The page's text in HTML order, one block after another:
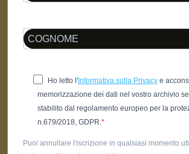
Ho letto l' Informativa sulla Privacy e
memorizzazione dei dati nel vostro archivio
stabilito dal regolamento europeo per la
n.679/2018, GDPR.
Puoi annullare l'iscrizione in qualsiasi momento